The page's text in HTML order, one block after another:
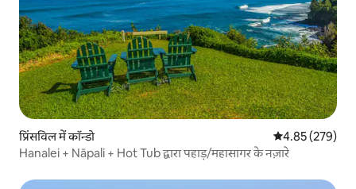
प्रिंसविल में कॉन्डो औसत रेटिंग 5 में से
4.85 (279)
Hanalei + Nāpali + Hot Tub द्वारा पहाड़/महासागर के नज़ारे